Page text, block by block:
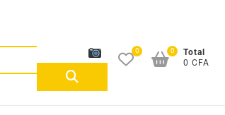
Recherche
0
Total
0 CFA
0